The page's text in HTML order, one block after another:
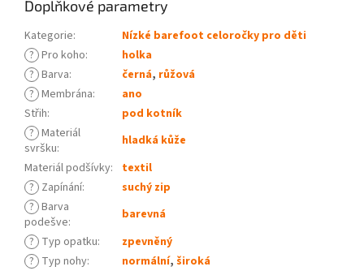
Doplňkové parametry
Kategorie:
Nízké barefoot celoročky pro děti
? Pro koho:
holka
? Barva: černá, růžová
? Membrána:
ano
Střih:
pod kotník
? Materiál
svršku:
hladká kůže
Materiál podšívky:
textil
? Zapínání:
suchý zip
? Barva
podešve:
barevná
? Typ opatku:
zpevněný
? Typ nohy: normální, široká